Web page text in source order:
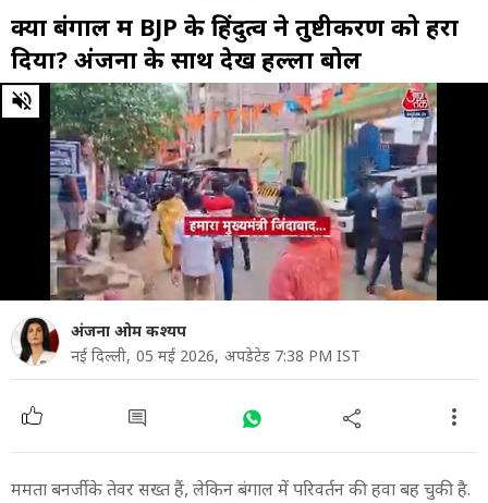
क्या बंगाल में BJP के हिंदुत्व ने तुष्टीकरण को हरा
दिया? अंजना के साथ देखें हल्ला बोल
0
of
minutes,
seconds
अंजना ओम कश्यप
नई दिल्ली, 05 मई 2026, अपडेटेड 7:38 PM IST
ममता बनर्जी के तेवर सख्त हैं, लेकिन बंगाल में परिवर्तन की हवा बह चुकी है.